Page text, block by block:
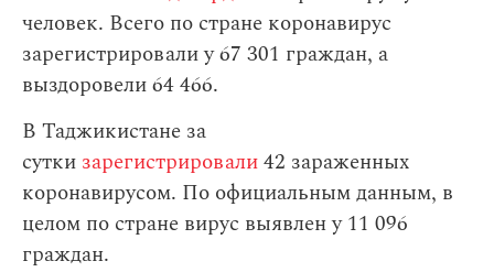
человек. Всего по стране коронавирус
зарегистрировали у 67 301 граждан, а
выздоровели 64 466.
В Таджикистане за
сутки зарегистрировали42 зараженных
коронавирусом. По официальным данным, в
целом по стране вирус выявлен у 11 096
граждан.